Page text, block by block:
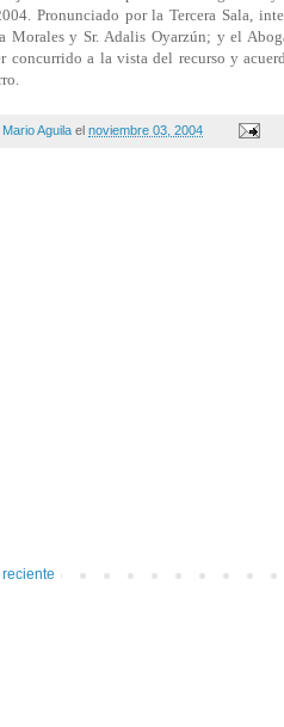
Mario Aguila el noviembre 03, 2004